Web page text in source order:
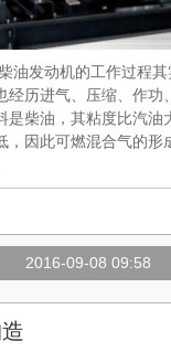
油发动机的工作过程
经历进气、压缩、作功
是柴油，其粘度比汽油
，因此可燃混合气的形
2016-09-08 09:58